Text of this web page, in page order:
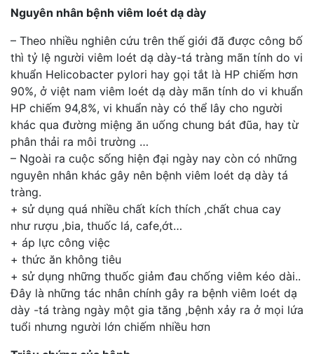
Nguyên nhân bệnh viêm loét dạ dày
– Theo nhiều nghiên cứu trên thế giới đã được công bố
thì tỷ lệ người viêm loét dạ dày-tá tràng mãn tính do vi
khuẩn Helicobacter pylori hay gọi tắt là HP chiếm hơn
90%, ở việt nam viêm loét dạ dày mãn tính do vi khuẩn
HP chiếm 94,8%, vi khuẩn này có thể lây cho người
khác qua đường miệng ăn uống chung bát đũa, hay từ
phân thải ra môi trường …
– Ngoài ra cuộc sống hiện đại ngày nay còn có những
nguyên nhân khác gây nên bệnh viêm loét dạ dày tá
tràng.
+ sử dụng quá nhiều chất kích thích ,chất chua cay
như rượu ,bia, thuốc lá, cafe,ớt…
+ áp lực công việc
+ thức ăn không tiêu
+ sử dụng những thuốc giảm đau chống viêm kéo dài..
Đây là những tác nhân chính gây ra bệnh viêm loét dạ
dày -tá tràng ngày một gia tăng ,bệnh xảy ra ở mọi lứa
tuổi nhưng người lớn chiếm nhiều hơn